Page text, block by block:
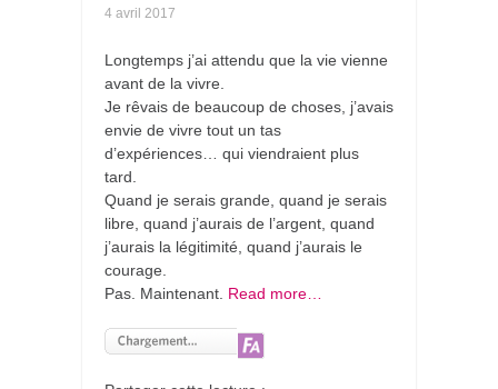
4 avril 2017
Longtemps j’ai attendu que la vie vienne
avant de la vivre.
Je rêvais de beaucoup de choses, j’avais
envie de vivre tout un tas
d’expériences… qui viendraient plus
tard.
Quand je serais grande, quand je serais
libre, quand j’aurais de l’argent, quand
j’aurais la légitimité, quand j’aurais le
courage.
Pas. Maintenant. Read more…